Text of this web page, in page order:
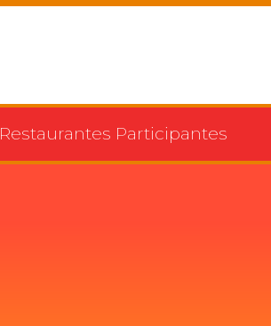
Restaurantes Participantes